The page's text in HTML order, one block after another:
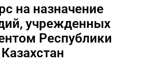
на назначение
учрежденных
Республики
Казахстан